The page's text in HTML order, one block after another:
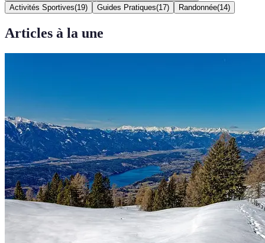
Activités Sportives(19) Guides Pratiques(17) Randonnée(14)
Articles à la une